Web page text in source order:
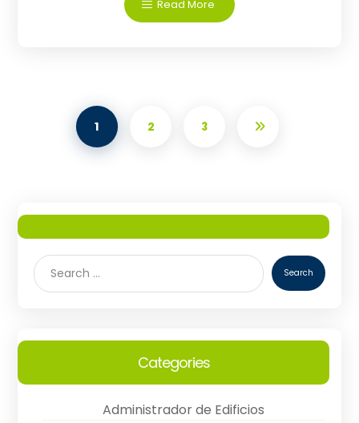
Read More
1 2 3
Categories
Administrador de Edificios